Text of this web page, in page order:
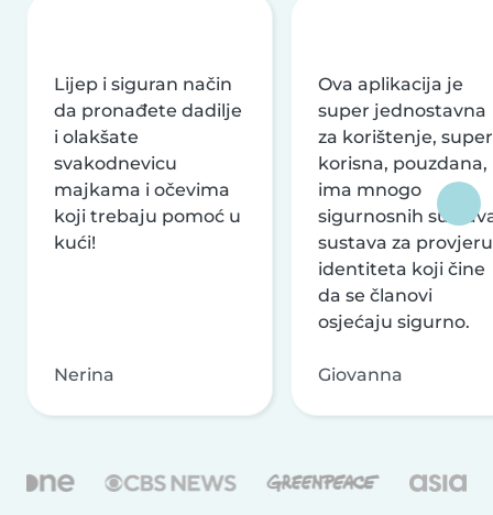
Lijep i siguran način
da pronađete dadilje
i olakšate
svakodnevicu
majkama i očevima
koji trebaju pomoć u
kući!
Nerina
Ova aplikacija je
super jednostavna
za korištenje, super
korisna, pouzdana,
ima mnogo
sigurnosnih
sustava za provjeru
identiteta koji čine
da se članovi
osjećaju sigurno.
Giovanna